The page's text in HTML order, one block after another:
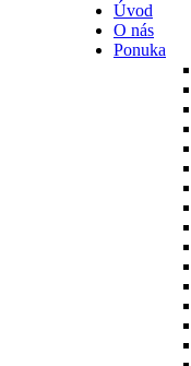
Úvod
O nás
Ponuka